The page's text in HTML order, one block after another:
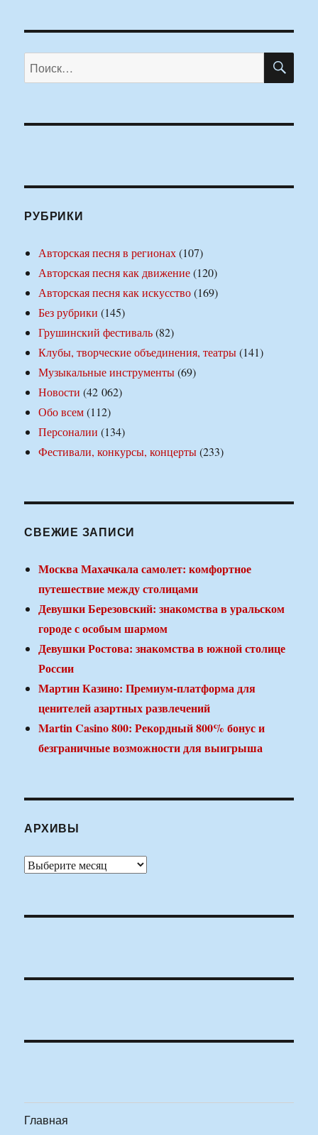
Искать:
РУБРИКИ
Авторская песня в регионах(107)
Авторская песня как движение(120)
Авторская песня как искусство(169)
Без рубрики (145)
Грушинский фестиваль(82)
Клубы, творческие объединения, театры(141)
Музыкальные инструменты(69)
Новости (42 062)
Обо всем(112)
Персоналии (134)
Фестивали, конкурсы, концерты(233)
СВЕЖИЕ ЗАПИСИ
Москва Махачкала самолет: комфортное
путешествие между столицами
Девушки Березовский: знакомства в уральском
городе с особым шармом
Девушки Ростова: знакомства в южной столице
России
Мартин Казино: Премиум-платформа для
ценителей азартных развлечений
Martin Casino 800: Рекордный 800% бонус и
безграничные возможности для выигрыша
АРХИВЫ
Архивы
Главная